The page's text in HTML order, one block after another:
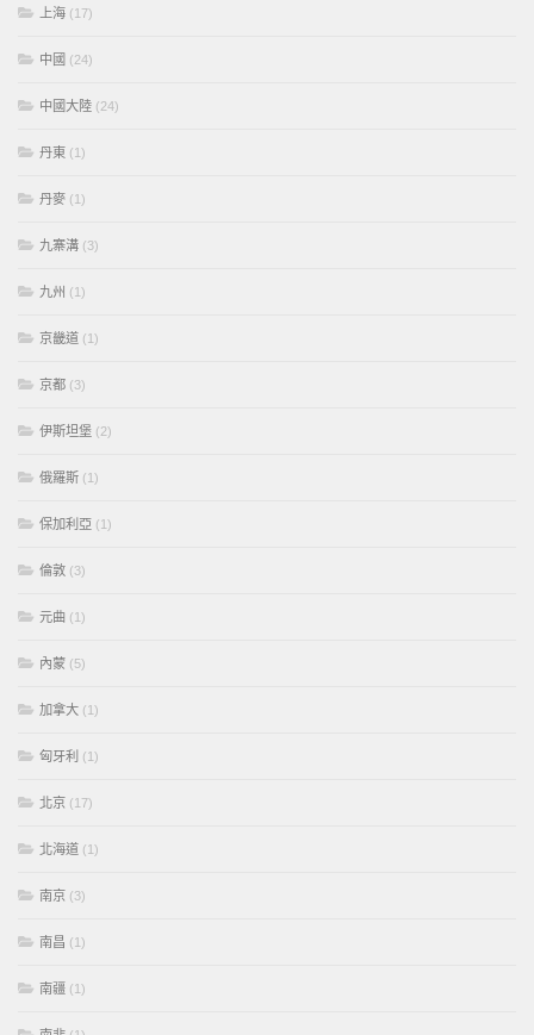
上海 (17)
中國 (24)
中國大陸 (24)
丹東 (1)
丹麥 (1)
九寨溝 (3)
九州 (1)
京畿道 (1)
京都 (3)
伊斯坦堡 (2)
俄羅斯 (1)
保加利亞 (1)
倫敦 (3)
元曲 (1)
內蒙 (5)
加拿大 (1)
匈牙利 (1)
北京 (17)
北海道 (1)
南京 (3)
南昌 (1)
南疆 (1)